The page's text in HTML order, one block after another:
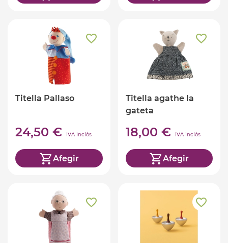
Titella Pallaso
24,50 € IVA inclòs
Afegir
Titella agathe la
gateta
18,00 € IVA inclòs
Afegir